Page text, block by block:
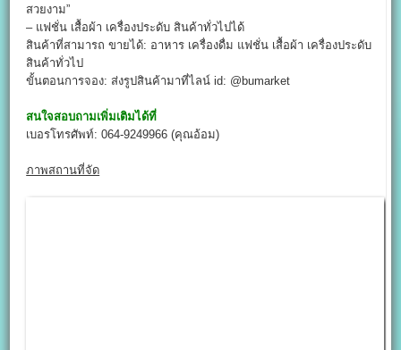
สวยงาม”
– แฟชั่น เสื้อผ้า เครื่องประดับ สินค้าทั่วไปได้
สินค้าที่สามารถ ขายได้: อาหาร เครื่องดื่ม แฟชั่น เสื้อผ้า เครื่องประดับ
สินค้าทั่วไป
ขั้นตอนการจอง: ส่งรูปสินค้ามาที่ไลน์ id: @bumarket
สนใจสอบถามเพิ่มเติมได้ที่
เบอรโทรศัพท์: 064-9249966 (คุณอ้อม)
ภาพสถานที่จัด